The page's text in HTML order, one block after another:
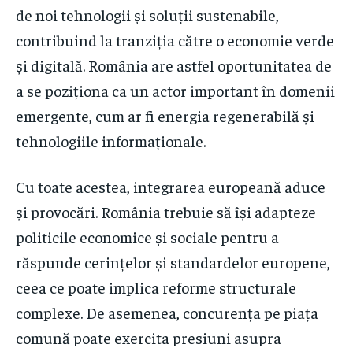
de noi tehnologii și soluții sustenabile,
contribuind la tranziția către o economie verde
și digitală. România are astfel oportunitatea de
a se poziționa ca un actor important în domenii
emergente, cum ar fi energia regenerabilă și
tehnologiile informaționale.
Cu toate acestea, integrarea europeană aduce
și provocări. România trebuie să își adapteze
politicile economice și sociale pentru a
răspunde cerințelor și standardelor europene,
ceea ce poate implica reforme structurale
complexe. De asemenea, concurența pe piața
comună poate exercita presiuni asupra